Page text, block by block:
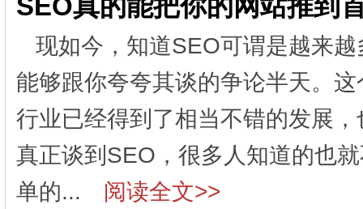
SEO真的能把你的网站推到
现如今，知道SEO可谓是越来
能够跟你夸夸其谈的争论半天。
行业已经得到了相当不错的发展
真正谈到SEO，很多人知道的也
单的...
阅读全文>>